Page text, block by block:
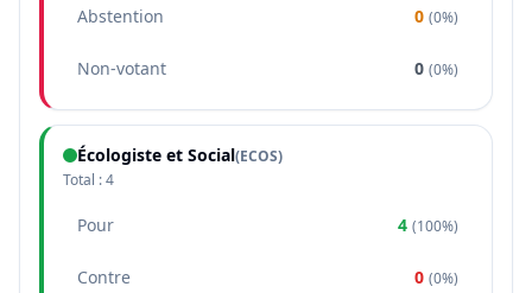
Abstention 0 (0%)
Non-votant 0 (0%)
Écologiste et Social(ECOS)
Total :4
Pour 4 (100%)
Contre 0 (0%)